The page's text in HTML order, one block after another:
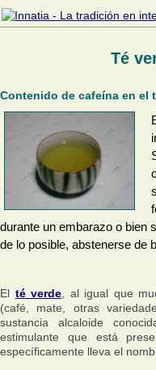
Té
Contenido de cafeína en el
durante un embarazo o bien
de lo posible, abstenerse de
El té verde , al igual que
(café, mate, otras
sustancia alcaloide
estimulante que está
específicamente lleva el